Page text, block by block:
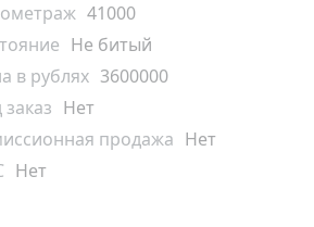
41000
Не битый
в рублях 3600000
Нет
продажа Нет
Нет